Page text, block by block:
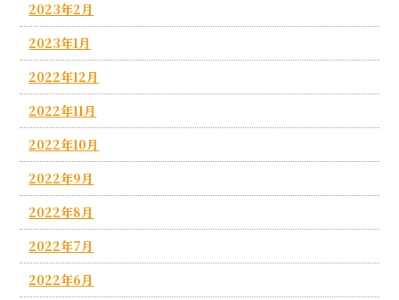
2023年2月
2023年1月
2022年12月
2022年11月
2022年10月
2022年9月
2022年8月
2022年7月
2022年6月